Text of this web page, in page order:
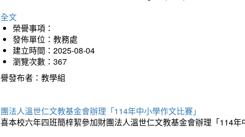
文
榮譽事項：
發佈單位：教務處
建立時間：2025-08-04
瀏覽次數：367
發布者：教學組
法人溫世仁文教基金會辦理「114年中小學作文比賽」
本校六年四班簡梓絜參加財團法人溫世仁文教基金會辦理「114